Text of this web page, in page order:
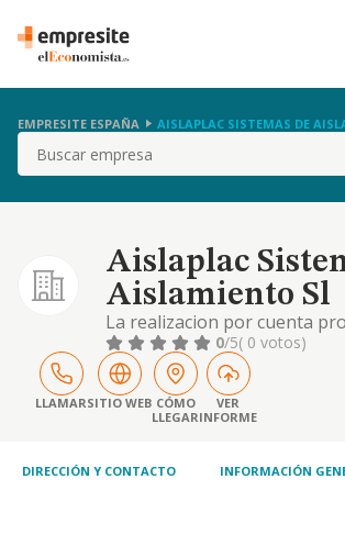
EMPRESITE ESPAÑA AISLAPLAC SISTEMAS DE
Buscar
Aislaplac
Aislamiento Sl
La realizacion por cuenta
toda clase de trabajos de
revestimientos interiores,
acabados de techos en toda
edificios, locales comerciales
compraventa d
0/5( 0 votos)
LLAMARSITIO WEB CÓMO
LLEGAR
VER
INFORME
DIRECCIÓN Y CONTACTO INFORMACIÓN